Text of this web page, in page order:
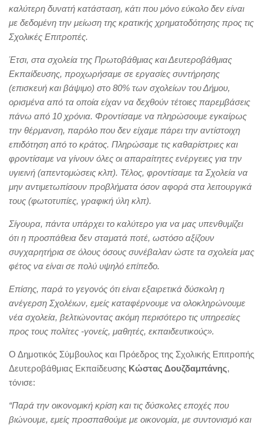
καλύτερη δυνατή κατάσταση, κάτι που μόνο εύκολο δεν είναι
με δεδομένη την μείωση της κρατικής χρηματοδότησης προς τις
Σχολικές Επιτροπές.
Έτσι, στα σχολεία της Πρωτοβάθμιας και Δευτεροβάθμιας
Εκπαίδευσης, προχωρήσαμε σε εργασίες συντήρησης
(επισκευή και βάψιμο) στο 80% των σχολείων του Δήμου,
ορισμένα από τα οποία είχαν να δεχθούν τέτοιες παρεμβάσεις
πάνω από 10 χρόνια. Φροντίσαμε να πληρώσουμε εγκαίρως
την θέρμανση, παρόλο που δεν είχαμε πάρει την αντίστοιχη
επιδότηση από το κράτος. Πληρώσαμε τις καθαρίστριες και
φροντίσαμε να γίνουν όλες οι απαραίτητες ενέργειες για την
υγιεινή (απεντομώσεις κλπ). Τέλος, φροντίσαμε τα Σχολεία να
μην αντιμετωπίσουν προβλήματα όσον αφορά στα λειτουργικά
τους (φωτοτυπίες, γραφική ύλη κλπ).
Σίγουρα, πάντα υπάρχει το καλύτερο για να μας υπενθυμίζει
ότι η προσπάθεια δεν σταματά ποτέ, ωστόσο αξίζουν
συγχαρητήρια σε όλους όσους συνέβαλαν ώστε τα σχολεία μας
φέτος να είναι σε πολύ υψηλό επίπεδο.
Επίσης, παρά το γεγονός ότι είναι εξαιρετικά δύσκολη η
ανέγερση Σχολέιων, εμείς καταφέρνουμε να ολοκληρώνουμε
νέα σχολεία, βελτιώνοντας ακόμη περισότερο τις υπηρεσίες
προς τους πολίτες -γονείς, μαθητές, εκπαιδευτικούς».
Ο Δημοτικός Σύμβουλος και Πρόεδρος της Σχολικής Επιτροπής
Δευτεροβάθμιας Εκπαίδευσης Κώστας Δουζδαμπάνης,
τόνισε:
“Παρά την οικονομική κρίση και τις δύσκολες εποχές που
βιώνουμε, εμείς προσπαθούμε με οικονομία, με συντονισμό και